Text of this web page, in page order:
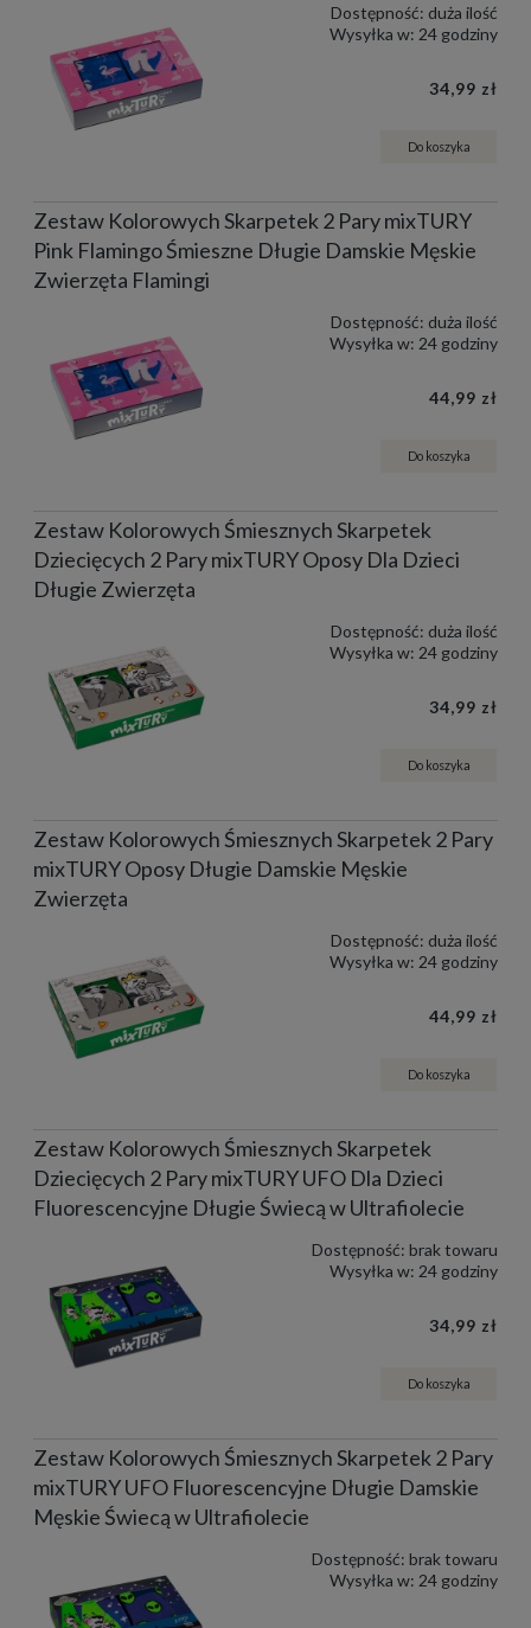
Dostępność: duża ilość
Wysyłka w: 24 godziny
34,99 zł
Do koszyka
Zestaw Kolorowych Skarpetek 2 Pary mixTURY
Pink Flamingo Śmieszne Długie Damskie Męskie
Zwierzęta Flamingi
Dostępność: duża ilość
Wysyłka w: 24 godziny
44,99 zł
Do koszyka
Zestaw Kolorowych Śmiesznych Skarpetek
Dziecięcych 2 Pary mixTURY Oposy Dla Dzieci
Długie Zwierzęta
Dostępność: duża ilość
Wysyłka w: 24 godziny
34,99 zł
Do koszyka
Zestaw Kolorowych Śmiesznych Skarpetek 2 Pary
mixTURY Oposy Długie Damskie Męskie
Zwierzęta
Dostępność: duża ilość
Wysyłka w: 24 godziny
44,99 zł
Do koszyka
Zestaw Kolorowych Śmiesznych Skarpetek
Dziecięcych 2 Pary mixTURY UFO Dla Dzieci
Fluorescencyjne Długie Świecą w Ultrafiolecie
Dostępność: brak towaru
Wysyłka w: 24 godziny
34,99 zł
Do koszyka
Zestaw Kolorowych Śmiesznych Skarpetek 2 Pary
mixTURY UFO Fluorescencyjne Długie Damskie
Męskie Świecą w Ultrafiolecie
Dostępność: brak towaru
Wysyłka w: 24 godziny